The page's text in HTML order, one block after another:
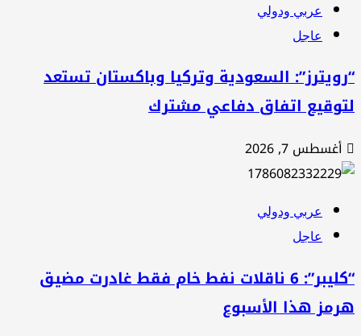
عربي ودولي
عاجل
السعودية وتركيا وباكستان تستعد
اتفاق دفاعي مشترك
أغسطس 7, 2026
عربي ودولي
عاجل
“كليبر”: 6 ناقلات نفط خام فقط غادرت مضيق
هذا الأسبوع